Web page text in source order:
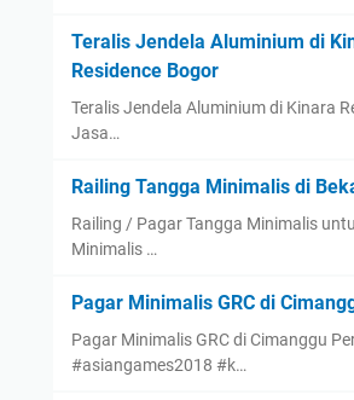
Teralis Jendela Aluminium di
Residence Bogor
Teralis Jendela Aluminium di Kinara
Jasa…
Railing Tangga Minimalis di
Railing / Pagar Tangga Minimalis
Minimalis …
Pagar Minimalis GRC di
Pagar Minimalis GRC di Cimanggu
#asiangames2018 #k…